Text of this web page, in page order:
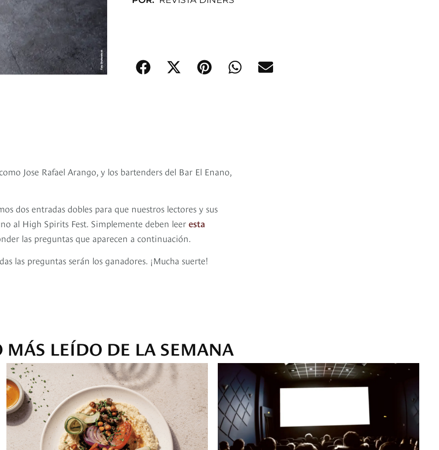
Jose Rafael Arango, y los bartenders del Bar El Enano,
dos entradas dobles para que nuestros lectores y sus
al High Spirits Fest. Simplemente deben leer esta
las preguntas que aparecen a continuación.
las preguntas serán los ganadores. ¡Mucha suerte!
MÁS LEÍDO DE LA SEMANA